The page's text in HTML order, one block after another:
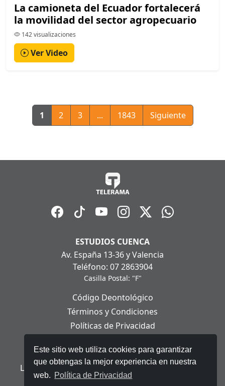
Este sitio web utiliza cookies para garantizar
que obtengas la mejor experiencia en nuestra
web. Política de Privacidad
La camioneta del Ecuador fortalecerá
la movilidad del sector agropecuario
142 visualizaciones
Ver Video
1 2 3 ... 1843 Siguiente
ESTUDIOS CUENCA
Av. España 13-36 y Valencia
Teléfono: 07 2863904
Casilla Postal: "F"
Código Deontológico
Términos y Condiciones
Políticas de Privacidad
Aviso Legal
Ley Orgánica de Protección de Datos Personales